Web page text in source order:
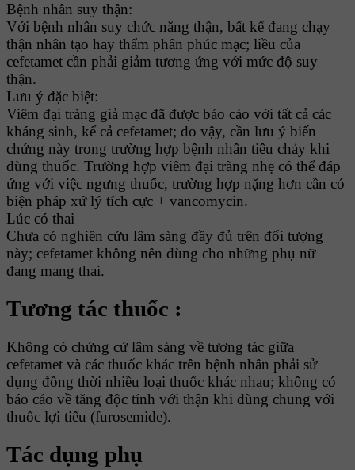
Bệnh nhân suy thận:
Với bệnh nhân suy chức năng thận, bất kể đang chạy
thận nhân tạo hay thẩm phân phúc mạc; liều của
cefetamet cần phải giảm tương ứng với mức độ suy
thận.
Lưu ý đặc biệt:
Viêm đại tràng giả mạc đã được báo cáo với tất cả các
kháng sinh, kể cả cefetamet; do vậy, cần lưu ý biến
chứng này trong trường hợp bệnh nhân tiêu chảy khi
dùng thuốc. Trường hợp viêm đại tràng nhẹ có thể đáp
ứng với việc ngưng thuốc, trường hợp nặng hơn cần có
biện pháp xứ lý tích cực + vancomycin.
Lúc có thai
Chưa có nghiên cứu lâm sàng đầy đủ trên đối tượng
này; cefetamet không nên dùng cho những phụ nữ
đang mang thai.
Tương tác thuốc :
Không có chứng cứ lâm sàng về tương tác giữa
cefetamet và các thuốc khác trên bệnh nhân phải sử
dụng đồng thời nhiều loại thuốc khác nhau; không có
báo cáo về tăng độc tính với thận khi dùng chung với
thuốc lợi tiểu (furosemide).
Tác dụng phụ